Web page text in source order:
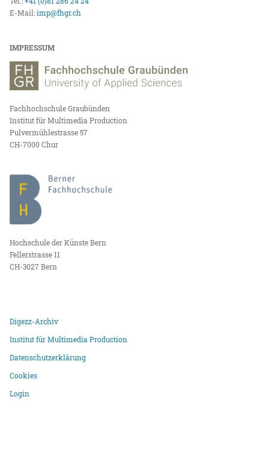
E-Mail:imp@fhgr.ch
IMPRESSUM
Fachhochschule Graubünden
Institut für Multimedia Production
Pulvermühlestrasse 57
CH-7000 Chur
Hochschule der Künste Bern
Fellerstrasse 11
CH-3027 Bern
Digezz-Archiv
Institut für Multimedia Production
Datenschutzerklärung
Cookies
Login